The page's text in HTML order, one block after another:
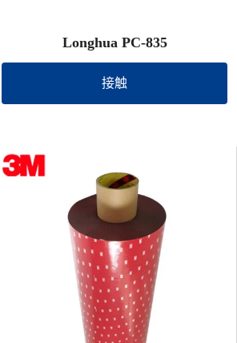
Longhua PC-835
接触